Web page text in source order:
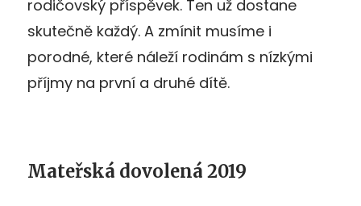
rodičovský příspěvek. Ten už dostane
skutečně každý. A zmínit musíme i
porodné, které náleží rodinám s nízkými
příjmy na první a druhé dítě.
Mateřská dovolená 2019